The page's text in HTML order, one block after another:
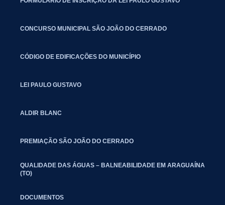
CONCURSO MUNICIPAL SÃO JOÃO DO CERRADO
CÓDIGO DE EDIFICAÇÕES DO MUNICÍPIO
LEI PAULO GUSTAVO
ALDIR BLANC
PREMIAÇÃO SÃO JOÃO DO CERRADO
QUALIDADE DAS ÁGUAS – BALNEABILIDADE EM ARAGUAÍNA
(TO)
DOCUMENTOS